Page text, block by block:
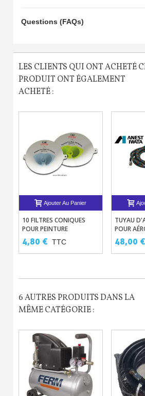
Questions (FAQs)
LES CLIENTS QUI ONT ACHETÉ
PRODUIT ONT ÉGALEMENT
ACHETÉ :
Ajouter Au Panier
10 FILTRES CONIQUES
POUR PEINTURE
4,80 € TTC
TUYAU
POUR
IWATA
48,00 €
6 AUTRES PRODUITS DANS LA
MÊME CATÉGORIE :